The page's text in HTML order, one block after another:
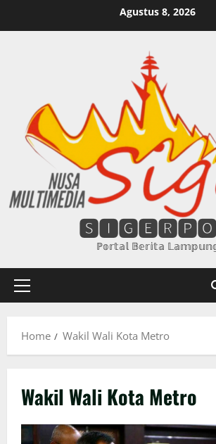
Agustus 8, 2026
ℙ𝕠𝕣𝕥𝕒𝕝 𝔹𝕖𝕣𝕚𝕥𝕒
Primary
Home Wakil Wali Kota Metro
Wakil Wali Kota Metro